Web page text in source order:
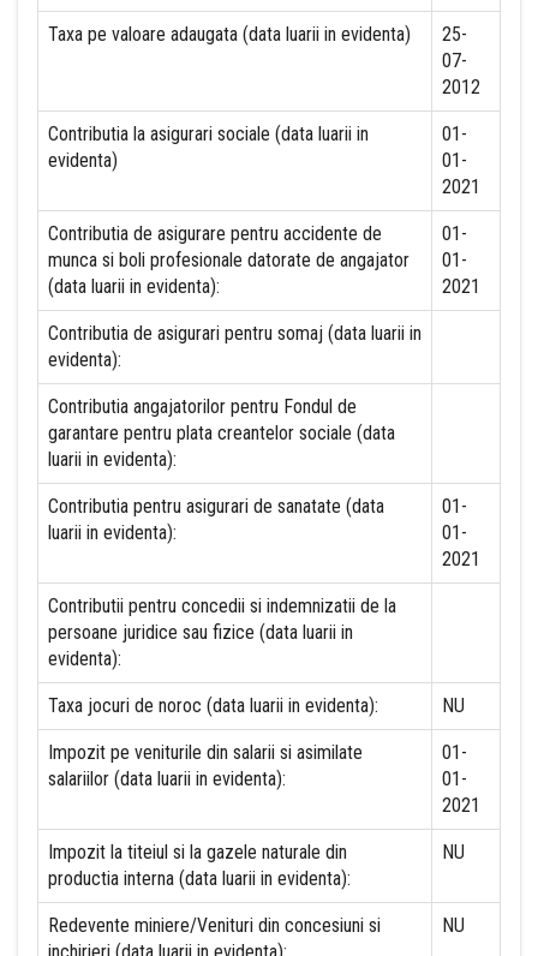
Taxa pe valoare adaugata (data luarii in evidenta)
25-
07-
2012
Contributia la asigurari sociale (data luarii in
evidenta)
01-
01-
2021
Contributia de asigurare pentru accidente de
munca si boli profesionale datorate de angajator
(data luarii in evidenta):
01-
01-
2021
Contributia de asigurari pentru somaj (data luarii in
evidenta):
Contributia angajatorilor pentru Fondul de
garantare pentru plata creantelor sociale (data
luarii in evidenta):
Contributia pentru asigurari de sanatate (data
luarii in evidenta):
01-
01-
2021
Contributii pentru concedii si indemnizatii de la
persoane juridice sau fizice (data luarii in
evidenta):
Taxa jocuri de noroc (data luarii in evidenta): NU
Impozit pe veniturile din salarii si asimilate
salariilor (data luarii in evidenta):
01-
01-
2021
Impozit la titeiul si la gazele naturale din
productia interna (data luarii in evidenta):
NU
Redevente miniere/Venituri din concesiuni si
NU